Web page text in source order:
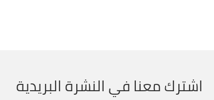
اشترك معنا في النشرة البريدية